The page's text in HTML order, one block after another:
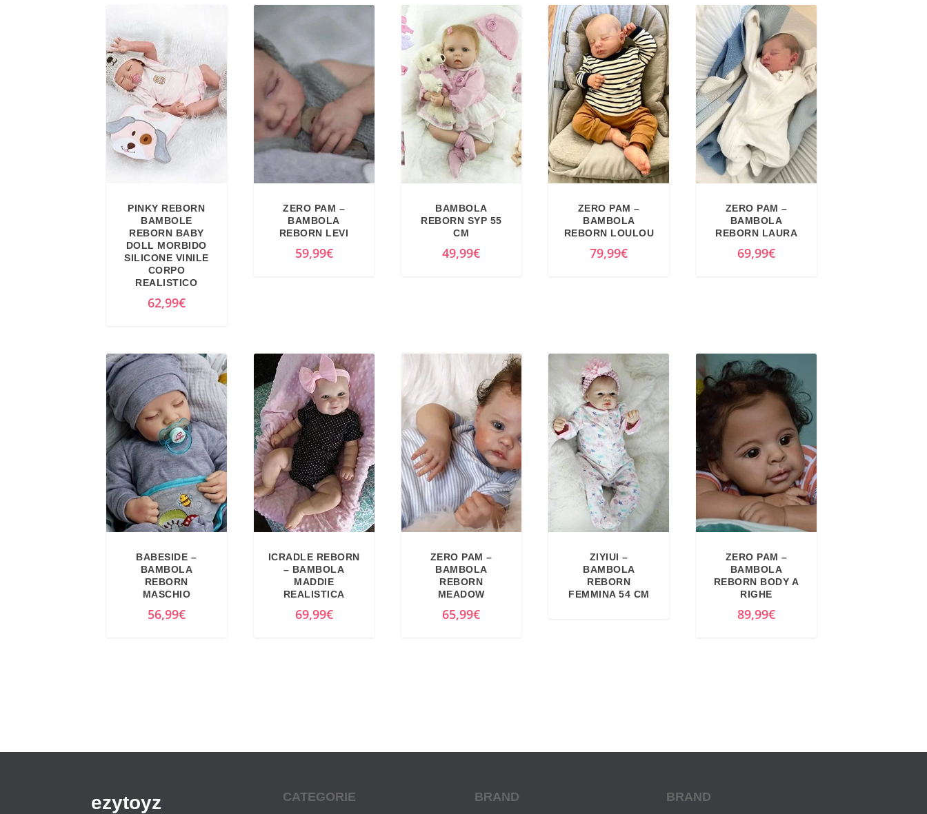
PINKY REBORN
BAMBOLE
REBORN BABY
DOLL MORBIDO
SILICONE VINILE
CORPO
REALISTICO
62,99€
ZERO PAM –
BAMBOLA
REBORN LEVI
59,99€
BAMBOLA
REBORN SYP 55
CM
49,99€
ZERO PAM –
BAMBOLA
REBORN LOULOU
79,99€
ZERO PAM –
BAMBOLA
REBORN LAURA
69,99€
BABESIDE –
BAMBOLA
REBORN
MASCHIO
56,99€
ICRADLE REBORN
– BAMBOLA
MADDIE
REALISTICA
69,99€
ZERO PAM –
BAMBOLA
REBORN
MEADOW
65,99€
ZIYIUI –
BAMBOLA
REBORN
FEMMINA 54 CM
ZERO PAM –
BAMBOLA
REBORN BODY A
RIGHE
89,99€
ezytoyz CATEGORIE BRAND BRAND